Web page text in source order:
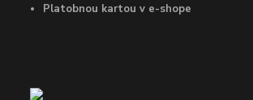
Platobnou kartou v e-shope